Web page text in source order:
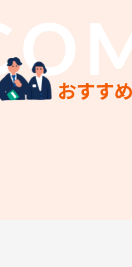
おすす